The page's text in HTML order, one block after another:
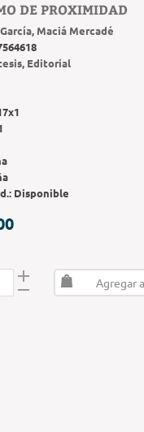
DE PROXIMIDAD
Maciá Mercadé
Editorial
Disponible
Agregar